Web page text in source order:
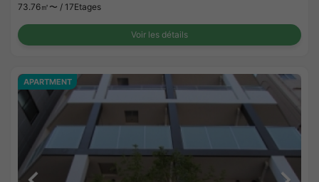
73.76㎡〜 / 17Etages
Voir les détails
APARTMENT